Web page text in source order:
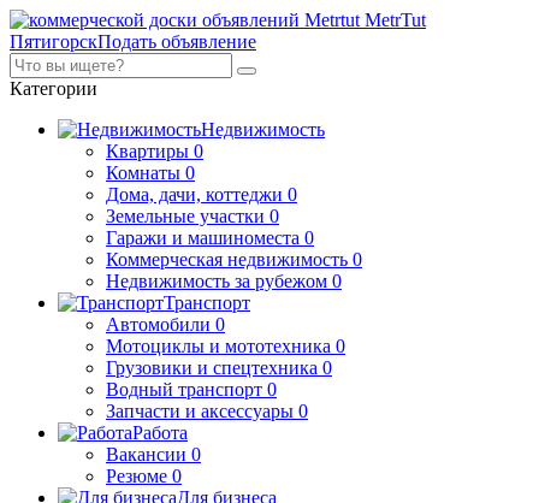
MetrTut
ПятигорскПодать объявление
Категории
Недвижимость
Квартиры 0
Комнаты 0
Дома, дачи, коттеджи 0
Земельные участки 0
Гаражи и машиноместа 0
Коммерческая недвижимость 0
Недвижимость за рубежом 0
Транспорт
Автомобили 0
Мотоциклы и мототехника 0
Грузовики и спецтехника 0
Водный транспорт 0
Запчасти и аксессуары 0
Работа
Вакансии 0
Резюме 0
Для бизнеса